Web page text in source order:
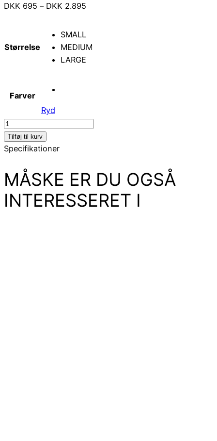
DKK 695 – DKK 2.895
DKK 2.895
Størrelse
SMALL
MEDIUM
LARGE
Farver
Ryd
KRUKKE
antal
Tilføj til kurv
Specifikationer
MÅSKE ER DU OGSÅ
INTERESSERET I